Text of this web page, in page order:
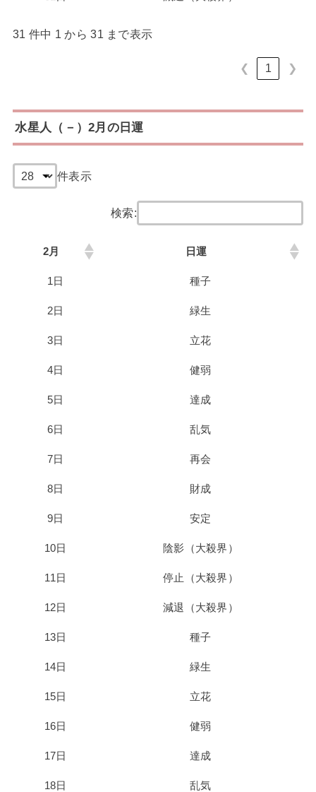
31 件中 1 から 31 まで表示
❮ 1 ❯
水星人（－）2月の日運
件表示
検索:
2月 日運
1日 種子
2日 緑生
3日 立花
4日 健弱
5日 達成
6日 乱気
7日 再会
8日 財成
9日 安定
10日 陰影（大殺界）
11日 停止（大殺界）
12日 減退（大殺界）
13日 種子
14日 緑生
15日 立花
16日 健弱
17日 達成
18日 乱気